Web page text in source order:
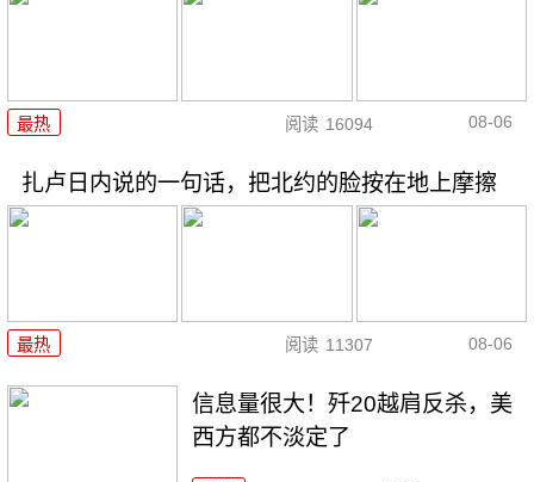
最热 阅读 16094 08-06
扎卢日内说的一句话，把北约的脸按在地上摩擦
最热 阅读 11307 08-06
信息量很大！歼20越肩反杀，美
西方都不淡定了